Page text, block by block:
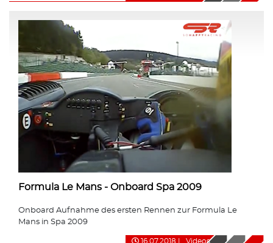
Formula Le Mans - Onboard Spa 2009
Onboard Aufnahme des ersten Rennen zur Formula Le
Mans in Spa 2009
16.07.2018 Videos